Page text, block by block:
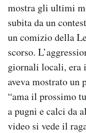
Newsletter
Notifiche mobile
Regala il Post
Hai bisogno di
Esci
mostra gli ultimi
subita da un
un comizio della
scorso.
giornali locali, era
aveva mostrato un
“ama il prossimo
a pugni e calci da
video si vede il